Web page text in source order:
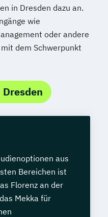
in Dresden dazu an.
wie
oder andere
dem Schwerpunkt
aus
Bereichen ist
Florenz an der
Mekka für